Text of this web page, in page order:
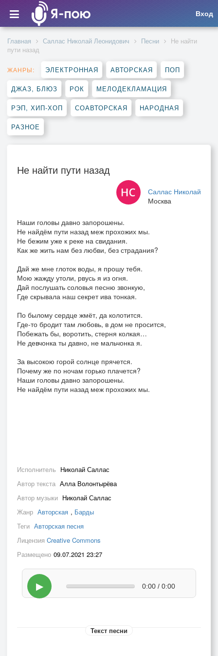
Вход
Главная Саллас Николай Леонидович Песни
Не найти
пути назад
ЖАНРЫ: ЭЛЕКТРОННАЯ АВТОРСКАЯ ПОП
ДЖАЗ, БЛЮЗ РОК МЕЛОДЕКЛАМАЦИЯ
РЭП, ХИП-ХОП СОАВТОРСКАЯ НАРОДНАЯ
РАЗНОЕ
Не найти пути назад
Саллас Николай
Москва
Наши головы давно запорошены.
Не найдём пути назад меж прохожих мы.
Не бежим уже к реке на свидания.
Как же жить нам без любви, без страдания?
Дай же мне глоток воды, я прошу тебя.
Мою жажду утоли, рвусь я из огня.
Дай послушать соловья песню звонкую,
Где скрывала наш секрет ива тонкая.
По былому сердце жмёт, да колотится.
Где-то бродит там любовь, в дом не просится,
Побежать бы, воротить, стерня колкая…
Не девчонка ты давно, не мальчонка я.
За высокою горой солнце прячется.
Почему же по ночам горько плачется?
Наши головы давно запорошены.
Не найдём пути назад меж прохожих мы.
Исполнитель Николай Саллас
Автор текста Алла Волонтырёва
Автор музыки Николай Саллас
Жанр Авторская , Барды
Теги Авторская песня
Лицензия Creative Commons
Размещено 09.07.2021 23:27
▶ 0:00 / 0:00
Текст песни